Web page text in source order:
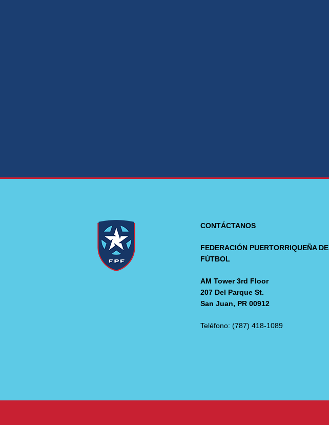
CONTÁCTANOS
FEDERACIÓN PUERTORRIQUEÑA DE
FÚTBOL
AM Tower 3rd Floor
207 Del Parque St.
San Juan, PR 00912
Teléfono: (787) 418-1089